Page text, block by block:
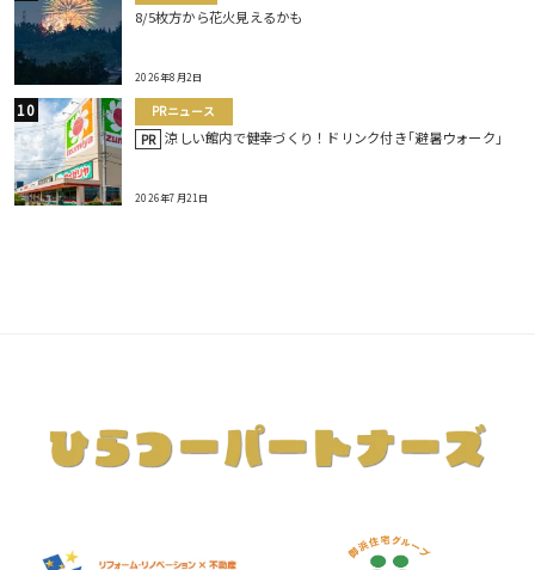
8/5枚方から花火見えるかも
2026年8月2日
PRニュース
PR 涼しい館内で健幸づくり！ドリンク付き｢避暑ウォーク｣
2026年7月21日